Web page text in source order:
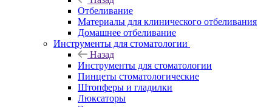
Отбеливание
Материалы для клинического отбеливания
Домашнее отбеливание
Инструменты для стоматологии
Назад
Инструменты для стоматологии
Пинцеты стоматологические
Штопферы и гладилки
Люксаторы